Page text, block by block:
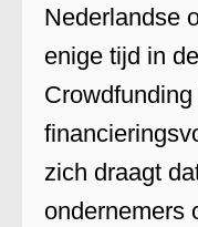
Nederlandse
enige tijd in
zich draagt
ondernemers